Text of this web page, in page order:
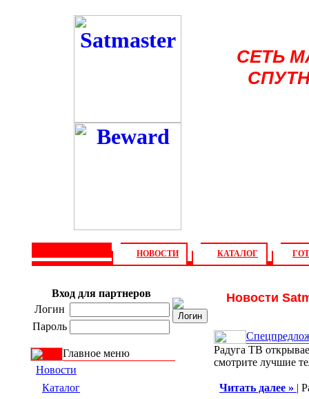
СЕТЬ
НОВОСТИ КАТАЛОГ
Вход для партнеров
Логин
Пароль
Главное меню
Новости
Каталог
Новости
Радуга ТВ
смотрите лучшие
Читать далее » |